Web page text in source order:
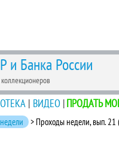
и Банка России
| ВИДЕО |ПРОДАТЬ
> Проходы недели, вып.